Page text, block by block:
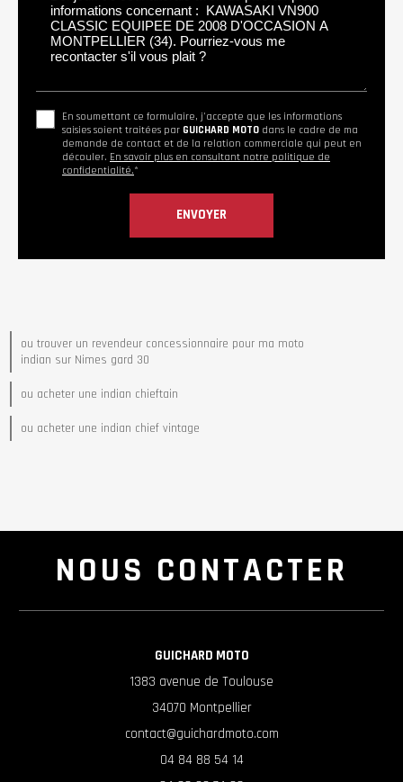
En soumettant ce formulaire, j'accepte que les informations
saisies soient traitées par GUICHARD MOTO dans le cadre de ma
demande de contact et de la relation commerciale qui peut en
découler. En savoir plus en consultant notre politique de
confidentialité.*
ou trouver un revendeur concessionnaire pour ma moto
indian sur Nimes gard 30
ou acheter une indian chieftain
ou acheter une indian chief vintage
NOUS CONTACTER
GUICHARD MOTO
1383 avenue de Toulouse
34070 Montpellier
contact@guichardmoto.com
04 84 88 54 14